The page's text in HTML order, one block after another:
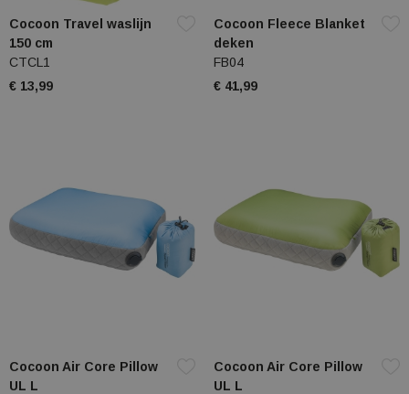
Cocoon Travel waslijn
150 cm
CTCL1
€ 13,99
Cocoon Fleece Blanket
deken
FB04
€ 41,99
Cocoon Air Core Pillow
UL L
Cocoon Air Core Pillow
UL L